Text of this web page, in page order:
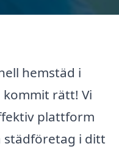
hemstäd i
kommit rätt! Vi
plattform
städföretag i ditt